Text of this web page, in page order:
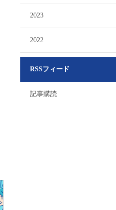
2023
2022
RSSフィード
記事購読